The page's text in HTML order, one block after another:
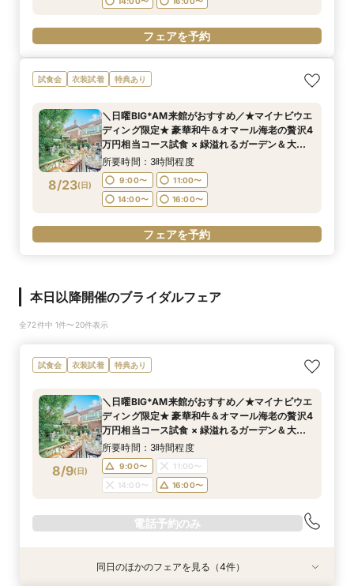
フェアを予約
試食会 衣装試着 特典あり
8/23(日)
＼日曜BIG*AM来館がおすすめ／★マイナビウエ
ディング限定★ 豪華和牛＆オマール海老の贅沢4
万円相当コース試食 × 緑溢れるガーデン＆大聖
堂体験×Amazon1万円
所要時間：3時間程度
9:00〜
11:00〜
14:00〜
16:00〜
フェアを予約
本日以降開催のブライダルフェア
全72件中 1件〜20件表示
試食会 衣装試着 特典あり
8/9(日)
＼日曜BIG*AM来館がおすすめ／★マイナビウエ
ディング限定★ 豪華和牛＆オマール海老の贅沢4
万円相当コース試食 × 緑溢れるガーデン＆大聖
堂体験×Amazon1万円
所要時間：3時間程度
9:00〜
11:00〜
14:00〜
16:00〜
電話予約のみ
衣装試着 特典あり
衣装試着 特典あり
衣装試着 特典あり
衣装試着 特典あり
同日のほかのフェアを見る（4件）